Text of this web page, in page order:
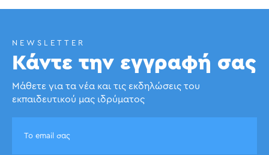
NEWSLETTER
Κάντε την εγγραφή σας
Μάθετε για τα νέα και τις εκδηλώσεις του
εκπαιδευτικού μας ιδρύματος